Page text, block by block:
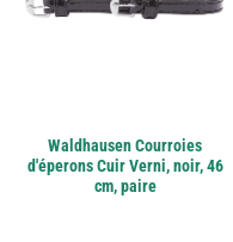
Waldhausen Courroies
d'éperons Cuir Verni, noir, 46
cm, paire